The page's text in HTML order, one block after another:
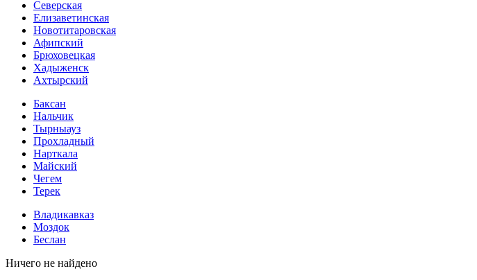
Северская
Елизаветинская
Новотитаровская
Афипский
Брюховецкая
Хадыженск
Ахтырский
Баксан
Нальчик
Тырныауз
Прохладный
Нарткала
Майский
Чегем
Терек
Владикавказ
Моздок
Беслан
Ничего не найдено